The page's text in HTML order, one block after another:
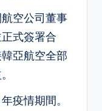
空公司董事
式簽署合
亞航空全部
疫情期間。